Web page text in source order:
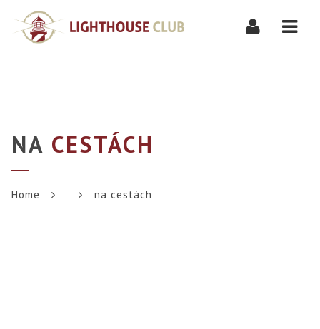
NA CESTÁCH
Home na cestách